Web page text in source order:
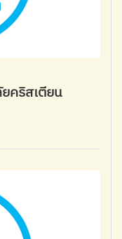
คริสเตียน